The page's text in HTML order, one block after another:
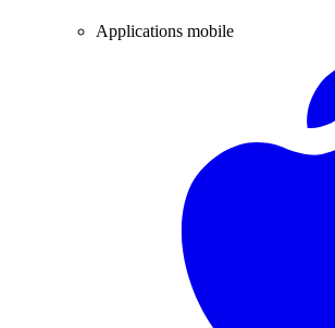
Applications mobile